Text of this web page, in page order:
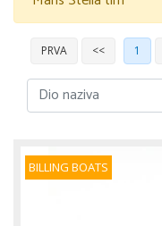
PRVA << 1
BILLING BOATS